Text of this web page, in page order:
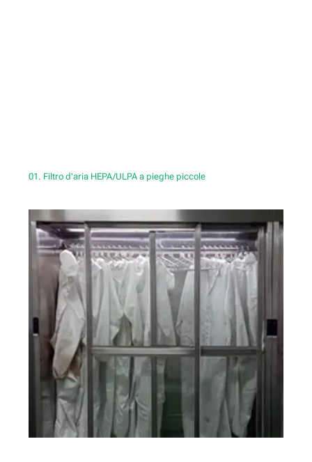
01. Filtro d'aria HEPA/ULPA a pieghe piccole